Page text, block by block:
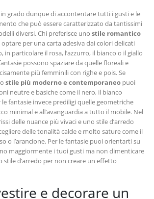
grado dunque di accontentare tutti i gusti e le
che può essere caratterizzato da tantissimi
diversi. Chi preferisce uno stile romantico
per una carta adesiva dai colori delicati
in particolare il rosa, l’azzurro, il bianco o il giallo
possono spaziare da quelle floreali e
più femminili con righe e pois. Se
stile più moderno e contemporaneo puoi
neutre e basiche come il nero, il bianco
fantasie invece prediligi quelle geometriche
minimal e all’avanguardia a tutto il mobile. Nel
delle nuance più vivaci e uno stile d’arredo
delle tonalità calde e molto sature come il
o l’arancione. Per le fantasie puoi orientarti su
maggiormente i tuoi gusti ma non dimenticare
stile d’arredo per non creare un effetto
e decorare un